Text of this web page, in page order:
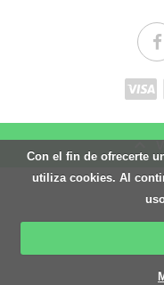
Con el fin de ofrecerte
utiliza cookies. Al